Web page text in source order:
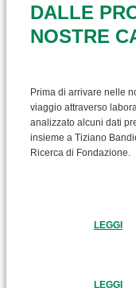
DALLE
NOSTRE
Prima di arrivare nelle
viaggio attraverso
analizzato alcuni dati
insieme a Tiziano
Ricerca di Fondazione.
LEGGI
LEGGI